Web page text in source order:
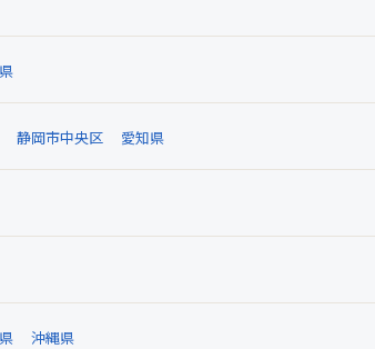
静岡市中央区 愛知県
沖縄県